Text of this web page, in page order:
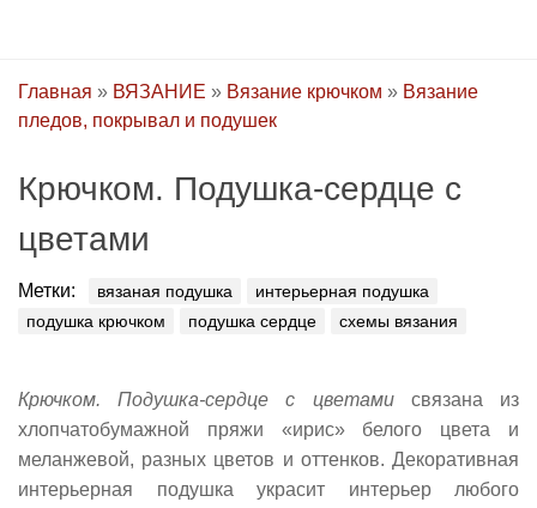
Главная » ВЯЗАНИЕ » Вязание крючком » Вязание
пледов, покрывал и подушек
Крючком. Подушка-сердце с
цветами
Метки: вязаная подушка
интерьерная подушка
подушка крючком
подушка сердце схемы вязания
Крючком. Подушка-сердце с цветамисвязана из
хлопчатобумажной пряжи «ирис» белого цвета и
меланжевой, разных цветов и оттенков. Декоративная
интерьерная подушка украсит интерьер любого